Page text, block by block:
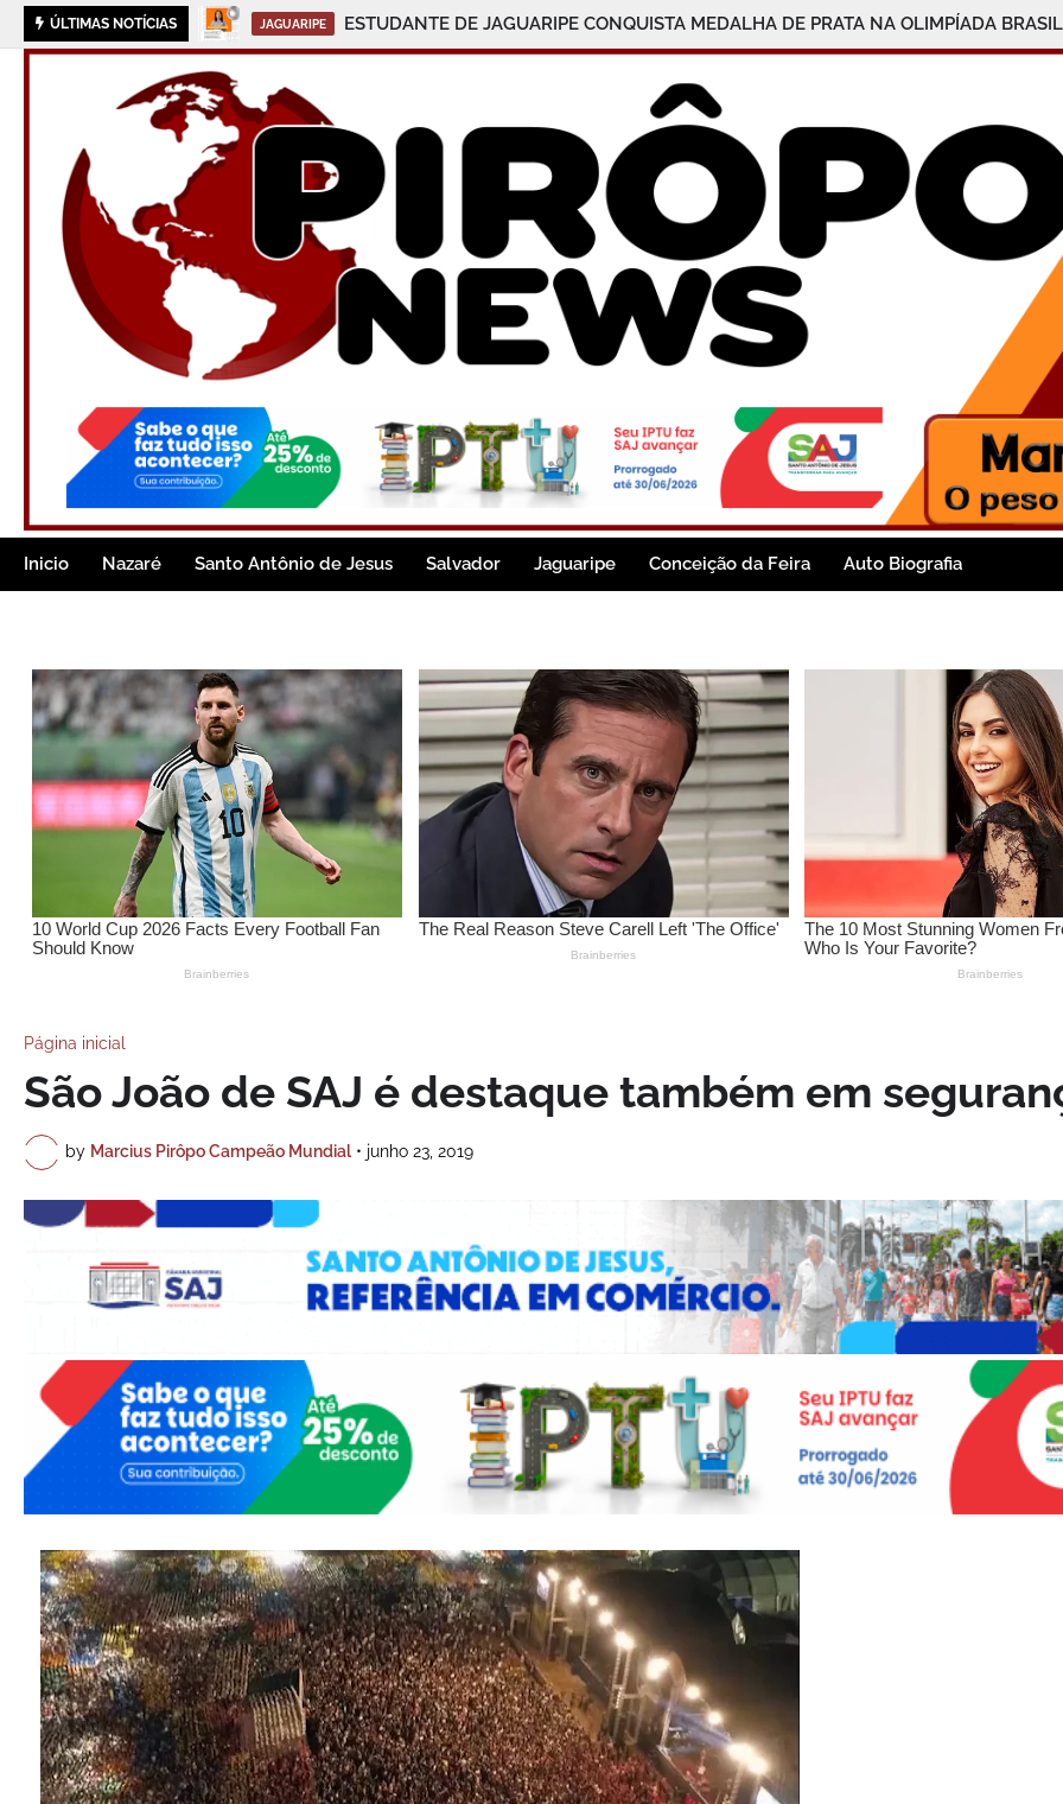
ÚLTIMAS NOTÍCIAS JAGUARIPE ESTUDANTE DE JAGUARIPE CONQUISTA MEDALHA DE PRATA NA OLIMPÍADA
Inicio Nazaré Santo Antônio de Jesus Salvador Jaguaripe Conceição da Feira Auto Biografia
Página inicial
São João de SAJ é destaque também em
by Marcius Pirôpo Campeão Mundial • junho 23, 2019